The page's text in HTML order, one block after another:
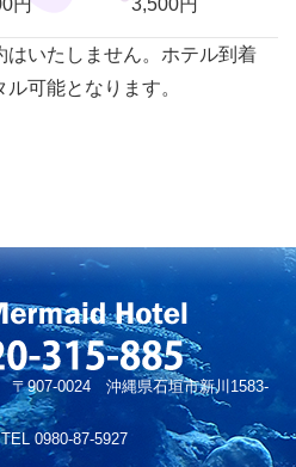
円 3,500円
はいたしません。ホテル到着
可能となります。
〒907-0024 沖縄県石垣市新川1583-
0980-87-5927